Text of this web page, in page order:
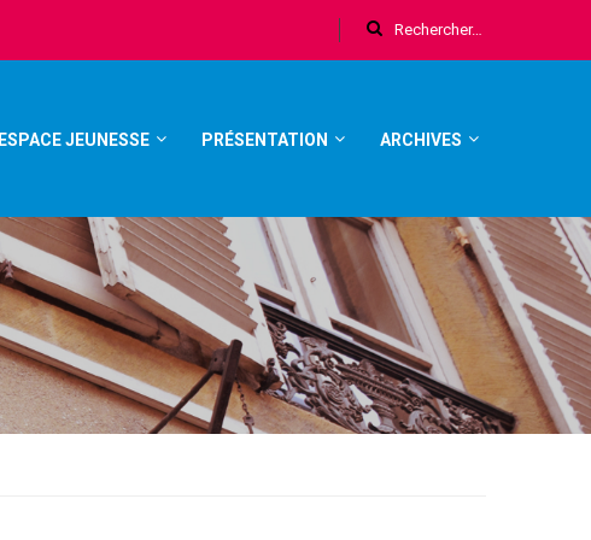
ESPACE JEUNESSE PRÉSENTATION ARCHIVES